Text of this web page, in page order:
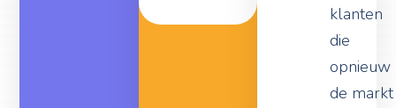
klanten
die
opnieuw
de markt